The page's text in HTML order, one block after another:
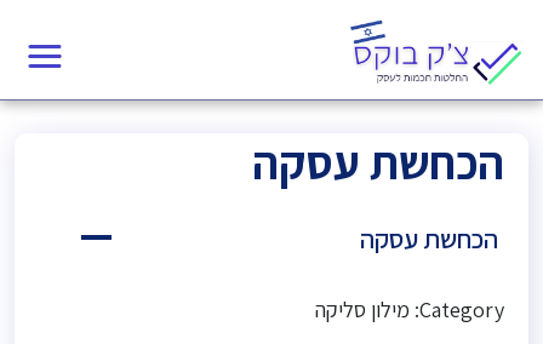
הכחשת עסקה
A הכחשת עסקה
Category: מילון סליקה